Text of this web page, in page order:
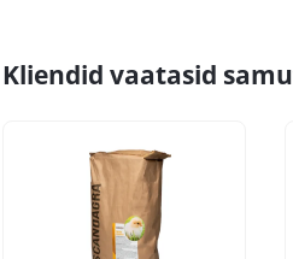
Kliendid vaatasid